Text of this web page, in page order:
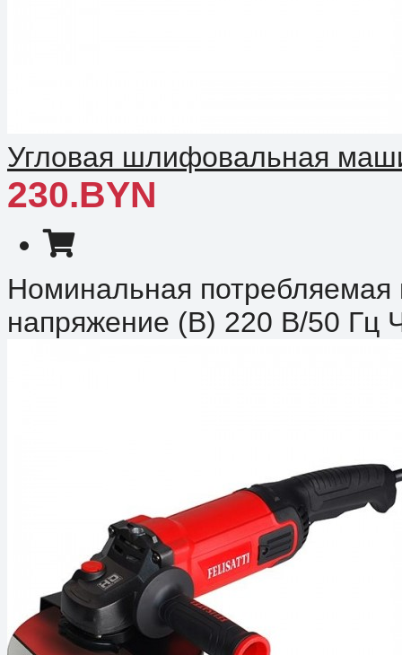
Угловая шлифовальная
230.BYN
Номинальная
напряжение (В) 220 В/50 Гц